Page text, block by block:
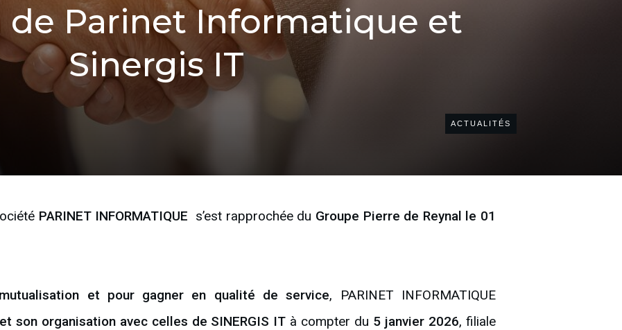
de Parinet Informatique et
Sinergis IT
ACTUALITÉS
PARINET INFORMATIQUE s’est rapprochée du Groupe Pierre de Reynal le 01
mutualisation et pour gagner en qualité de service, PARINET INFORMATIQUE
son organisation avec celles de SINERGIS IT à compter du 5 janvier 2026, filiale